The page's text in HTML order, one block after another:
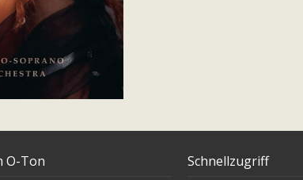
O-Ton Schnellzugriff